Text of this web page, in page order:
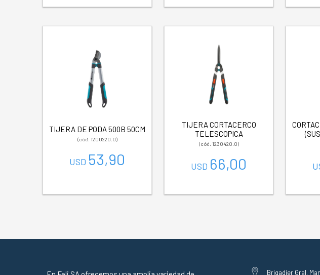
TIJERA DE PODA 500B 50CM
(cód. 1200220.0)
USD 53,90
TIJERA CORTACERCO
TELESCOPICA
(cód. 1230420.0)
USD 66,00
Brigadier Gral.